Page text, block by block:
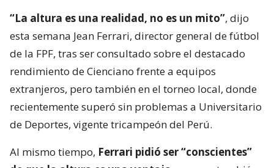
“La altura es una realidad, no es un mito”, dijo
esta semana Jean Ferrari, director general de fútbol
de la FPF, tras ser consultado sobre el destacado
rendimiento de Cienciano frente a equipos
extranjeros, pero también en el torneo local, donde
recientemente superó sin problemas a Universitario
de Deportes, vigente tricampeón del Perú.
Al mismo tiempo, Ferrari pidió ser “conscientes”